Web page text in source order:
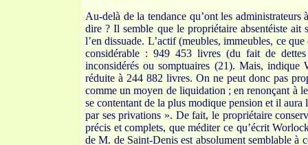
Au-delà de la tendance qu’ont les
dire ? Il semble que le propriétaire absentéiste
l’en dissuade. L’actif (meubles, immeubles, ce
considérable : 949 453 livres (du fait de
inconsidérés ou somptuaires (21). Mais,
réduite à 244 882 livres. On ne peut donc pas
comme un moyen de liquidation ; en renonçant à
se contentant de la plus modique pension et il aura
par ses privations ». De fait, le propriétaire
précis et complets, que méditer ce qu’écrit
de M. de Saint-Denis est absolument semblable